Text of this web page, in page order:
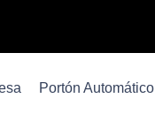
Portón Automático